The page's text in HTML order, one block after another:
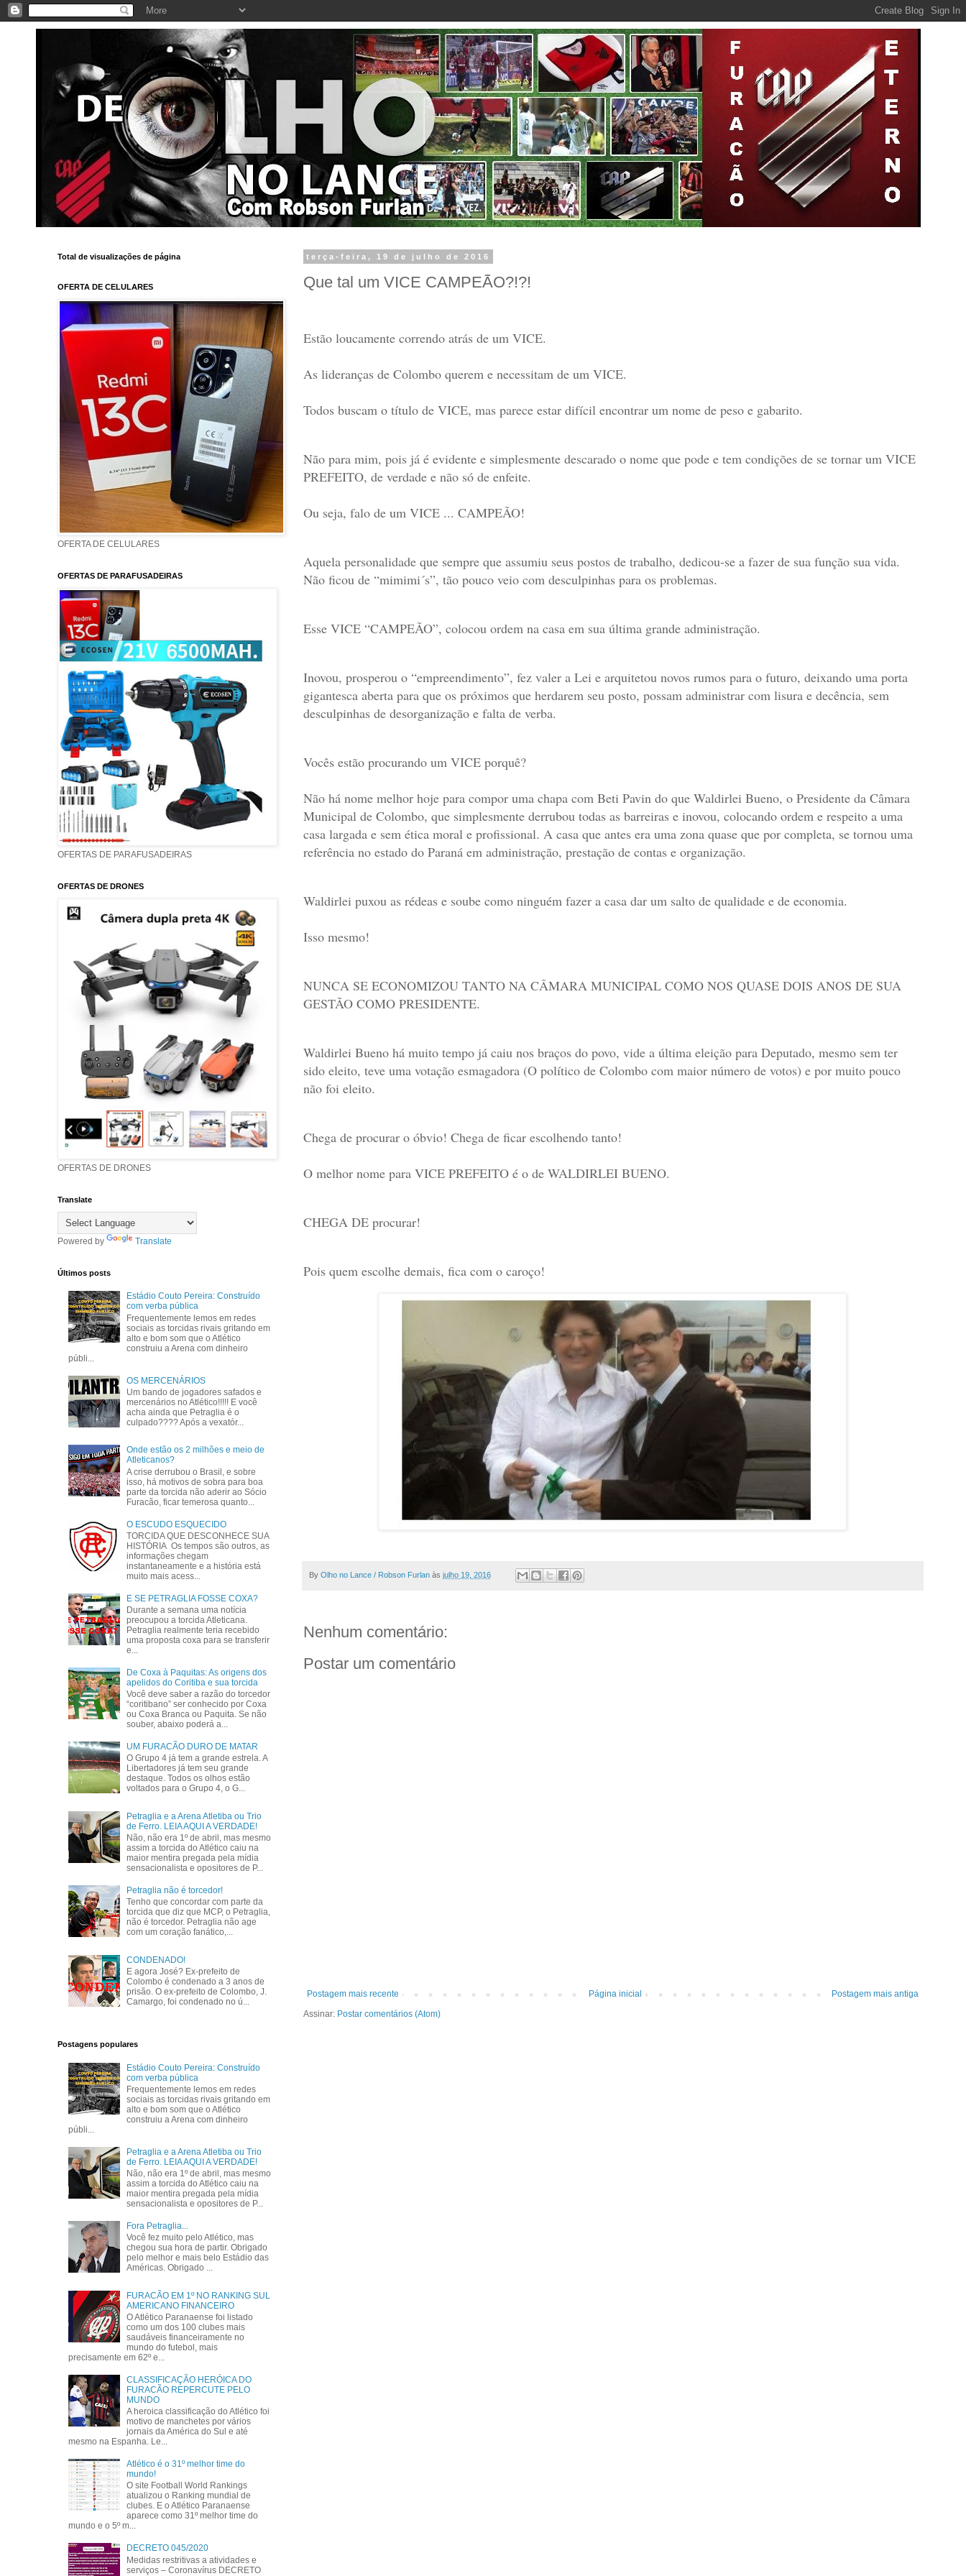
terça-feira, 19 de julho de 2016
Que tal um VICE CAMPEÃO?!?!
Estão loucamente correndo atrás de um VICE.
As lideranças de Colombo querem e necessitam de um VICE.
Todos buscam o título de VICE, mas parece estar difícil encontrar um nome de peso e gabarito.
Não para mim, pois já é evidente e simplesmente descarado o nome que pode e tem condições de se tornar um VICE
PREFEITO, de verdade e não só de enfeite.
Ou seja, falo de um VICE ... CAMPEÃO!
Aquela personalidade que sempre que assumiu seus postos de trabalho, dedicou-se a fazer de sua função sua vida.
Não ficou de “mimimi´s”, tão pouco veio com desculpinhas para os problemas.
Esse VICE “CAMPEÃO”, colocou ordem na casa em sua última grande administração.
Inovou, prosperou o “empreendimento”, fez valer a Lei e arquitetou novos rumos para o futuro, deixando uma porta
gigantesca aberta para que os próximos que herdarem seu posto, possam administrar com lisura e decência, sem
desculpinhas de desorganização e falta de verba.
Vocês estão procurando um VICE porquê?
Não há nome melhor hoje para compor uma chapa com Beti Pavin do que Waldirlei Bueno, o Presidente da Câmara
Municipal de Colombo, que simplesmente derrubou todas as barreiras e inovou, colocando ordem e respeito a uma
casa largada e sem ética moral e profissional. A casa que antes era uma zona quase que por completa, se tornou uma
referência no estado do Paraná em administração, prestação de contas e organização.
Waldirlei puxou as rédeas e soube como ninguém fazer a casa dar um salto de qualidade e de economia.
Isso mesmo!
NUNCA SE ECONOMIZOU TANTO NA CÂMARA MUNICIPAL COMO NOS QUASE DOIS ANOS DE SUA
GESTÃO COMO PRESIDENTE.
Waldirlei Bueno há muito tempo já caiu nos braços do povo, vide a última eleição para Deputado, mesmo sem ter
sido eleito, teve uma votação esmagadora (O político de Colombo com maior número de votos) e por muito pouco
não foi eleito.
Chega de procurar o óbvio! Chega de ficar escolhendo tanto!
O melhor nome para VICE PREFEITO é o de WALDIRLEI BUENO.
CHEGA DE procurar!
Pois quem escolhe demais, fica com o caroço!
By Olho no Lance / Robson Furlan às julho 19, 2016
Nenhum comentário:
Postar um comentário
Postagem mais recente Postagem mais antiga
Página inicial
Assinar: Postar comentários (Atom)
Total de visualizações de página
OFERTA DE CELULARES
OFERTA DE CELULARES
OFERTAS DE PARAFUSADEIRAS
OFERTAS DE PARAFUSADEIRAS
OFERTAS DE DRONES
OFERTAS DE DRONES
Translate
Powered by Translate
Últimos posts
Estádio Couto Pereira: Construído
com verba pública
Frequentemente lemos em redes
sociais as torcidas rivais gritando em
alto e bom som que o Atlético
construiu a Arena com dinheiro
públi...
OS MERCENÁRIOS
Um bando de jogadores safados e
mercenários no Atlético!!!!! E você
acha ainda que Petraglia é o
culpado???? Após a vexatór...
Onde estão os 2 milhões e meio de
Atleticanos?
A crise derrubou o Brasil, e sobre
isso, há motivos de sobra para boa
parte da torcida não aderir ao Sócio
Furacão, ficar temerosa quanto...
O ESCUDO ESQUECIDO
TORCIDA QUE DESCONHECE SUA
HISTÓRIA Os tempos são outros, as
informações chegam
instantaneamente e a história está
muito mais acess...
E SE PETRAGLIA FOSSE COXA?
Durante a semana uma notícia
preocupou a torcida Atleticana.
Petraglia realmente teria recebido
uma proposta coxa para se transferir
e...
De Coxa à Paquitas: As origens dos
apelidos do Coritiba e sua torcida
Você deve saber a razão do torcedor
“coritibano” ser conhecido por Coxa
ou Coxa Branca ou Paquita. Se não
souber, abaixo poderá a...
UM FURACÃO DURO DE MATAR
O Grupo 4 já tem a grande estrela. A
Libertadores já tem seu grande
destaque. Todos os olhos estão
voltados para o Grupo 4, o G...
Petraglia e a Arena Atletiba ou Trio
de Ferro. LEIA AQUI A VERDADE!
Não, não era 1º de abril, mas mesmo
assim a torcida do Atlético caiu na
maior mentira pregada pela mídia
sensacionalista e opositores de P...
Petraglia não é torcedor!
Tenho que concordar com parte da
torcida que diz que MCP, o Petraglia,
não é torcedor. Petraglia não age
com um coração fanático,...
CONDENADO!
E agora José? Ex-prefeito de
Colombo é condenado a 3 anos de
prisão. O ex-prefeito de Colombo, J.
Camargo, foi condenado no ú...
Postagens populares
Estádio Couto Pereira: Construído
com verba pública
Frequentemente lemos em redes
sociais as torcidas rivais gritando em
alto e bom som que o Atlético
construiu a Arena com dinheiro
públi...
Petraglia e a Arena Atletiba ou Trio
de Ferro. LEIA AQUI A VERDADE!
Não, não era 1º de abril, mas mesmo
assim a torcida do Atlético caiu na
maior mentira pregada pela mídia
sensacionalista e opositores de P...
Fora Petraglia...
Você fez muito pelo Atlético, mas
chegou sua hora de partir. Obrigado
pelo melhor e mais belo Estádio das
Américas. Obrigado ...
FURACÃO EM 1º NO RANKING SUL
AMERICANO FINANCEIRO
O Atlético Paranaense foi listado
como um dos 100 clubes mais
saudáveis financeiramente no
mundo do futebol, mais
precisamente em 62º e...
CLASSIFICAÇÃO HERÓICA DO
FURACÃO REPERCUTE PELO
MUNDO
A heroica classificação do Atlético foi
motivo de manchetes por vários
jornais da América do Sul e até
mesmo na Espanha. Le...
Atlético é o 31º melhor time do
mundo!
O site Football World Rankings
atualizou o Ranking mundial de
clubes. E o Atlético Paranaense
aparece como 31º melhor time do
mundo e o 5º m...
DECRETO 045/2020
Medidas restritivas a atividades e
serviços – Coronavírus DECRETO